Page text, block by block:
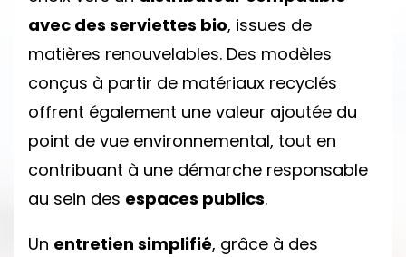
avec des serviettes bio, issues de
matières renouvelables. Des modèles
conçus à partir de matériaux recyclés
offrent également une valeur ajoutée du
point de vue environnemental, tout en
contribuant à une démarche responsable
au sein des espaces publics.
Un entretien simplifié, grâce à des